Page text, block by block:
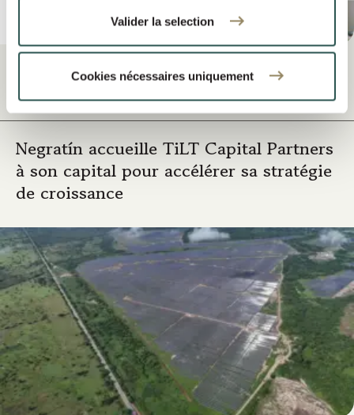
Valider la selection
Cookies nécessaires uniquement
Sep 2025 COMMUNIQUÉS DE PRESSE
Negratín accueille TiLT Capital Partners
à son capital pour accélérer sa stratégie
de croissance